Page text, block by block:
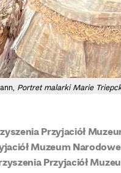
Portret malarki Marie
Przyjaciół
Muzeum
Przyjaciół